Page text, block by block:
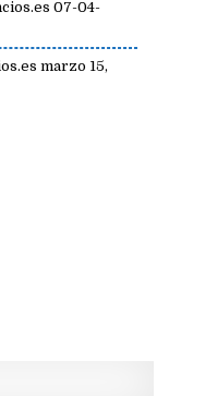
07-04-
marzo 15,